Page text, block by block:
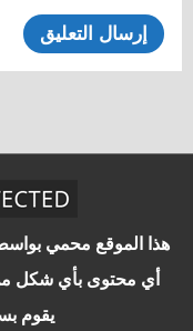
أي محتوى بأي شكل
يقوم